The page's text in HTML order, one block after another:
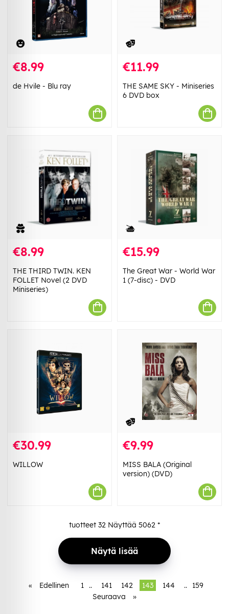
€8.99
de Hvile - Blu ray
€11.99
THE SAME SKY - Miniseries
6 DVD box
€8.99
THE THIRD TWIN. KEN
FOLLET Novel (2 DVD
Miniseries)
€15.99
The Great War - World War
1 (7-disc) - DVD
€30.99
WILLOW
€9.99
MISS BALA (Original
version) (DVD)
tuotteet 32 Näyttää 5062 *
Näytä lisää
« Edellinen 1 .. 141 142 143 144 ..
159
Seuraava
»